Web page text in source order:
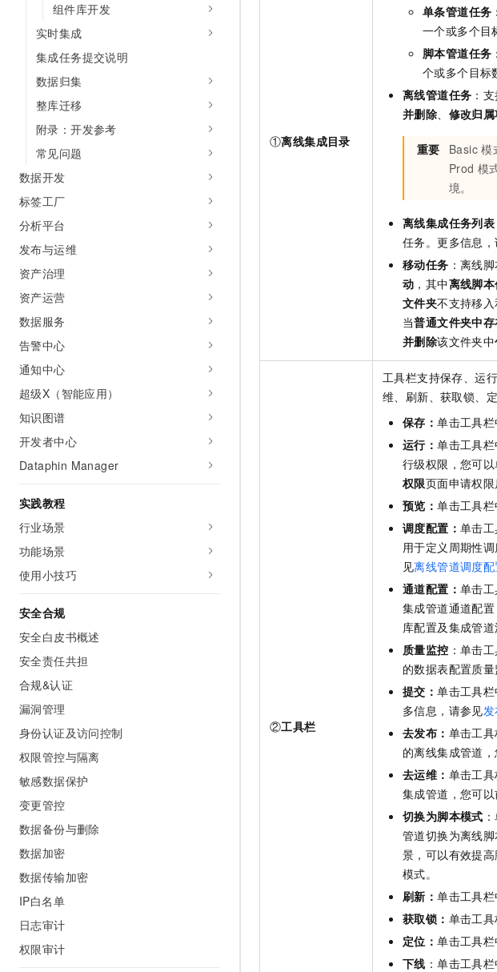
组件库开发
实时集成
集成任务提交说明
数据归集
整库迁移
附录：开发参考
常见问题
数据开发
标签工厂
分析平台
发布与运维
资产治理
资产运营
数据服务
告警中心
通知中心
超级X（智能应用）
知识图谱
开发者中心
Dataphin Manager
实践教程
行业场景
功能场景
使用小技巧
安全合规
安全白皮书概述
安全责任共担
合规&认证
漏洞管理
身份认证及访问控制
权限管控与隔离
敏感数据保护
变更管控
数据备份与删除
数据加密
数据传输加密
IP白名单
日志审计
权限审计
①离线集成目录
单条管道任务
一个或多个目
脚本管道任务
个或多个目标
离线管道任务 ：
并删除
修改归
重要 Basic 模
Prod 模
境。
离线集成任务列表
任务。更多信息
移动任务 ：离线
动 ，其中离线脚
文件夹不支持移入
当普通文件夹中
并删除该文件夹中
②工具栏
工具栏支持保存、运
维、刷新、获取锁、定
保存：单击工具
运行：单击工具
行级权限，您可
权限页面申请权限
预览：单击工具
调度配置： 单击
用于定义周期性
见离线管道调度
通道配置： 单击
集成管道通道配
库配置及集成管
质量监控 ：单击
的数据表配置质
提交：单击工具
多信息，请参见
去发布： 单击工
的离线集成管道
去运维： 单击工
集成管道，您可
切换为脚本模式
管道切换为离线
景，可以有效提
模式。
刷新：单击工具
获取锁： 单击工
定位：单击工具
下线 ：单击工具